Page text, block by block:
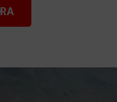
do IRS 2026